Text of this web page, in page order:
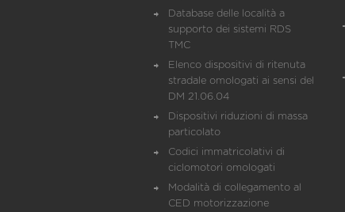
Database delle località a
supporto dei sistemi RDS
TMC
Elenco dispositivi di ritenuta
stradale omologati ai sensi del
DM 21.06.04
Dispositivi riduzioni di massa
particolato
Codici immatricolativi di
ciclomotori omologati
Modalità di collegamento al
CED motorizzazione